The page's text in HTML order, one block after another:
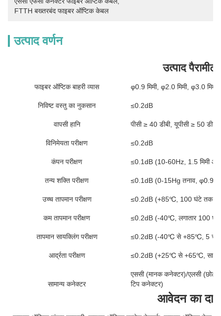
FTTH बख्तरबंद फाइबर ऑप्टिक केबल
उत्पाद वर्णन
उत्पाद पैरामीटर
फाइबर ऑप्टिक बाहरी व्यास φ0.9 मिमी, φ2.0 मिमी, φ3.0 मिमी
निविष्ट वस्तु का नुकसान ≤0.2dB
वापसी हानि पीसी ≥ 40 डीबी, यूपीसी ≥ 50
विनिमेयता परीक्षण ≤0.2dB
कंपन परीक्षण ≤0.1dB (10-60Hz, 1.5 मिमी
तन्य शक्ति परीक्षण ≤0.1dB (0-15Hg तनाव,
उच्च तापमान परीक्षण ≤0.2dB (+85℃, 100 घंटे तक
कम तापमान परीक्षण ≤0.2dB (-40℃, लगातार 100
तापमान सायक्लिंग परीक्षण ≤0.2dB (-40℃ से +85℃, 5
आर्द्रता परीक्षण ≤0.2dB (+25℃ से +65℃,
सामान्य कनेक्टर
एससी (मानक कनेक्टर)/एलसी
टिप कनेक्टर)
आवेदन का